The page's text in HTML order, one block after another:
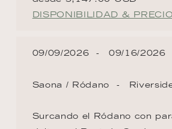
DISPONIBILIDAD &
09/09/2026 09/16/2026
Saona / Ródano
Surcando el Ródano con